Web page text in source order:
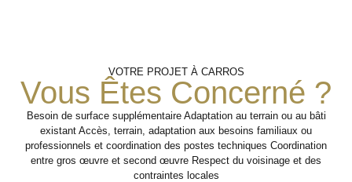
De
L’existant
Étude du bâti
actuel, des
Du
Nouveau
Volume
Réalisation de
Finitions Et
Aménagement
Travaux de second œuvre
pour rendre l’extension
confortable, esthétique et
pleinement intégrée au
VOTRE PROJET À CARROS
Vous Êtes Concerné ?
Besoin de surface supplémentaire Adaptation au terrain ou au bâti
existant Accès, terrain, adaptation aux besoins familiaux ou
professionnels et coordination des postes techniques Coordination
entre gros œuvre et second œuvre Respect du voisinage et des
contraintes locales